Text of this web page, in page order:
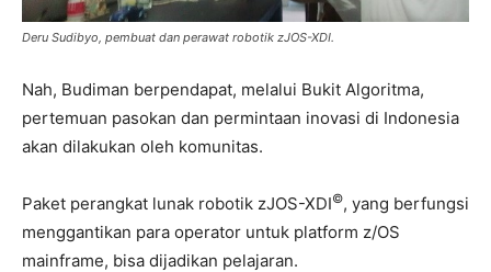
Deru Sudibyo, pembuat dan perawat robotik zJOS-XDI.
Nah, Budiman berpendapat, melalui Bukit Algoritma,
pertemuan pasokan dan permintaan inovasi di Indonesia
akan dilakukan oleh komunitas.
Paket perangkat lunak robotik zJOS-XDI©, yang berfungsi
menggantikan para operator untuk platform z/OS
mainframe, bisa dijadikan pelajaran.